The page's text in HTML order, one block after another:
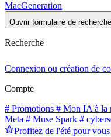
MacGeneration
Ouvrir formulaire de recherche
Recherche
Connexion ou création de
Compte
# Promotions # Mon IA à la
Meta # Muse Spark #
Profitez de l'été pour